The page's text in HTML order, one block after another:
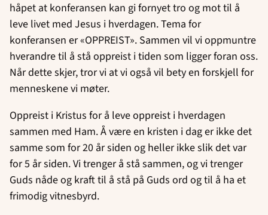
håpet at konferansen kan gi fornyet tro og mot til å
leve livet med Jesus i hverdagen. Tema for
konferansen er «OPPREIST». Sammen vil vi oppmuntre
hverandre til å stå oppreist i tiden som ligger foran oss.
Når dette skjer, tror vi at vi også vil bety en forskjell for
menneskene vi møter.
Oppreist i Kristus for å leve oppreist i hverdagen
sammen med Ham. Å være en kristen i dag er ikke det
samme som for 20 år siden og heller ikke slik det var
for 5 år siden. Vi trenger å stå sammen, og vi trenger
Guds nåde og kraft til å stå på Guds ord og til å ha et
frimodig vitnesbyrd.